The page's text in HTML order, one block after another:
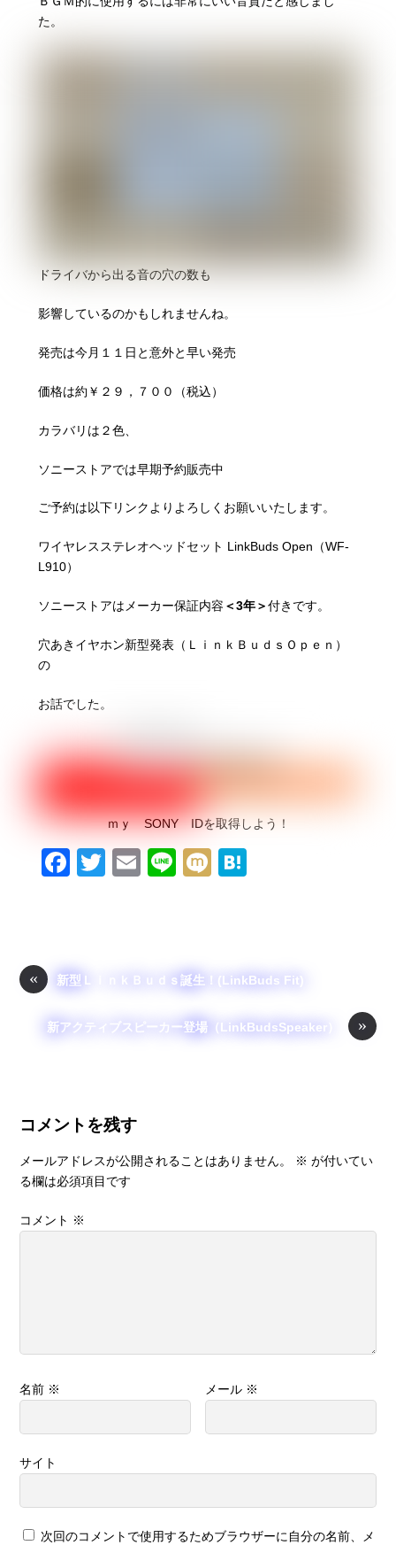
た。
ドライバから出る音の穴の数も
影響しているのかもしれませんね。
発売は今月１１日と意外と早い発売
価格は約￥２９，７００（税込）
カラバリは２色、
ソニーストアでは早期予約販売中
ご予約は以下リンクよりよろしくお願いいたします。
ワイヤレスステレオヘッドセット LinkBuds Open（WF-
L910）
ソニーストアはメーカー保証内容 ＜3年＞付きです。
穴あきイヤホン新型発表（ＬｉｎｋＢｕｄｓＯｐｅｎ）
の
お話でした。
ｍｙ SONY IDを取得しよう！
F
b
o
T
E
Li
M
a
« 新型ＬｉｎｋＢｕｄｓ誕生！(LinkBuds Fit)
»
新アクティブスピーカー登場（LinkBudsSpeaker）
コメントを残す
メールアドレスが公開されることはありません。 ※ が付いてい
る欄は必須項目です
コメント ※
名前 ※ メール ※
サイト
次回のコメントで使用するためブラウザーに自分の名前、メ